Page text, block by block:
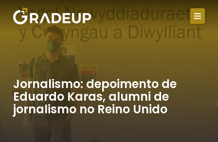
para
Jornalismo: depoimento de
Eduardo Karas, alumni de
jornalismo no Reino Unido